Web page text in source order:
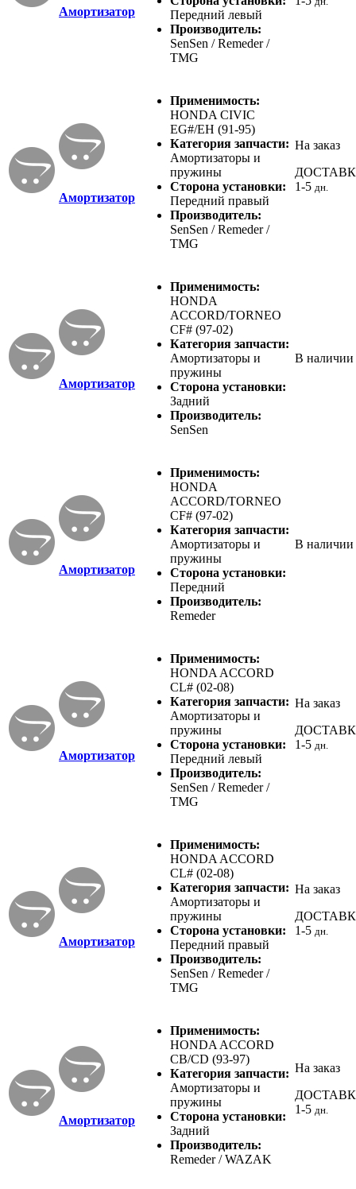
Амортизатор
Передний левый
Производитель:
SenSen / Remeder /
TMG
Амортизатор
Применимость:
HONDA CIVIC
EG#/EH (91-95)
Категория запчасти:
Амортизаторы и
пружины
Сторона установки:
Передний правый
Производитель:
SenSen / Remeder /
TMG
На заказ
1-5 дн.
Амортизатор
Применимость:
HONDA
ACCORD/TORNEO
CF# (97-02)
Категория запчасти:
Амортизаторы и
пружины
Сторона установки:
Задний
Производитель:
SenSen
В наличии
Амортизатор
Применимость:
HONDA
ACCORD/TORNEO
CF# (97-02)
Категория запчасти:
Амортизаторы и
пружины
Сторона установки:
Передний
Производитель:
Remeder
В наличии
Амортизатор
Применимость:
HONDA ACCORD
CL# (02-08)
Категория запчасти:
Амортизаторы и
пружины
Сторона установки:
Передний левый
Производитель:
SenSen / Remeder /
TMG
На заказ
1-5 дн.
Амортизатор
Применимость:
HONDA ACCORD
CL# (02-08)
Категория запчасти:
Амортизаторы и
пружины
Сторона установки:
Передний правый
Производитель:
SenSen / Remeder /
TMG
На заказ
1-5 дн.
Амортизатор
Применимость:
HONDA ACCORD
CB/CD (93-97)
Категория запчасти:
Амортизаторы и
пружины
Сторона установки:
Задний
Производитель:
Remeder / WAZAK
На заказ
1-5 дн.